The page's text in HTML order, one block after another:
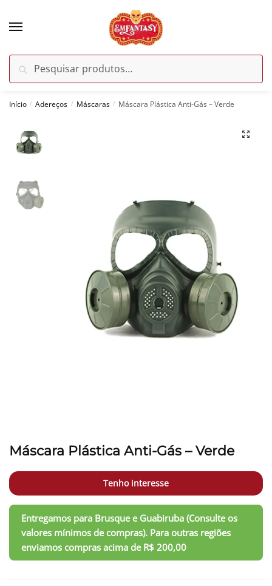
por:
Pesquisar
Início / Adereços / Máscaras / Máscara Plástica Anti-Gás – Verde
Máscara Plástica Anti-Gás – Verde
Tenho interesse